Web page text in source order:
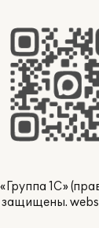
1С»
защищены.